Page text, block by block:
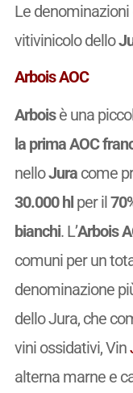
Le denominazioni
vitivinicolo dello
Arbois AOC
Arboisè una
la prima AOC
nelloJuracome
30.000 hlper il
bianchi. L’Arbois
comuni per un
denominazione
dello Jura, che
vini ossidativi, Vin
alterna marne e